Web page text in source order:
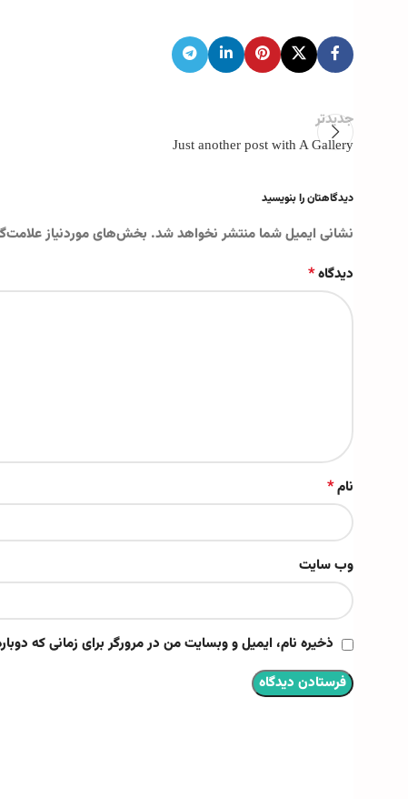
جدیدتر
Just another post with A Gallery
دیدگاهتان را بنویسید
نشانی ایمیل شما منتشر نخواهد شد. بخش‌های موردنیاز
دیدگاه*
نام*
وب‌ سایت
ذخیره نام، ایمیل و وبسایت من در مرورگر برای زمانی که